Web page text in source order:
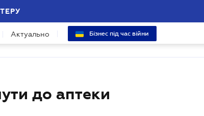
Актуально Бізнес під час війни
до аптеки